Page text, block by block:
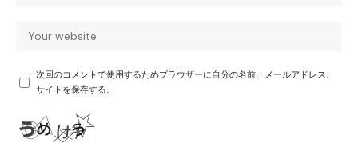
次回のコメントで使用するためブラウザーに自分の名前、メールアドレス、
サイトを保存する。